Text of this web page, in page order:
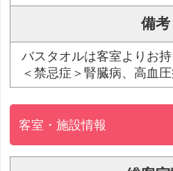
備考
バスタオルは客室よりお持
＜禁忌症＞腎臓病、高血
客室・施設情報